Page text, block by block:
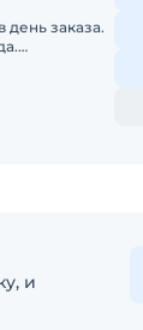
день заказа.
и